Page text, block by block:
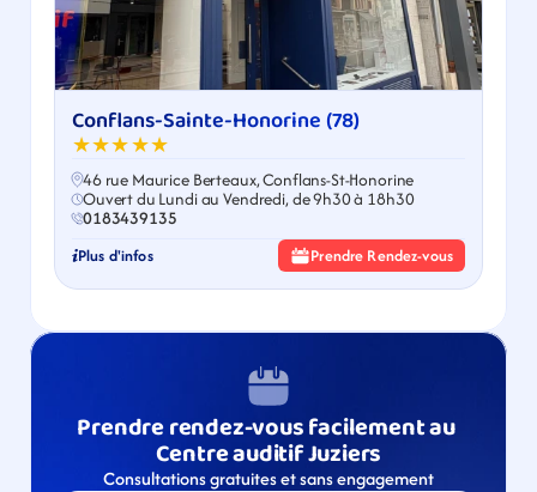
Conflans-Sainte-Honorine (78)
★★★★★
46 rue Maurice Berteaux, Conflans-St-Honorine
Ouvert du Lundi au Vendredi, de 9h30 à 18h30
0183439135
Plus d'infos Prendre Rendez-vous
Prendre rendez-vous facilement au
Centre auditif Juziers
Consultations gratuites et sans engagement